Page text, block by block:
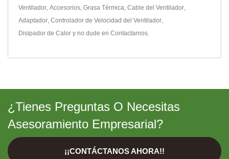
Ventilador, Accesorios, Grasa Térmica, Cable del Ventilador,
Adaptador, Controlador de Velocidad del Ventilador,
Disipador de Calor y no dude en Contactarnos.
¿Tienes Preguntas O Necesitas
Asesoramiento Empresarial?
¡¡CONTÁCTANOS AHORA!!